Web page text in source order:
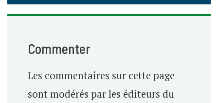
Commenter
Les commentaires sur cette page
sont modérés par les éditeurs du